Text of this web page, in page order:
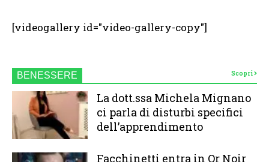
[videogallery id="video-gallery-copy"]
BENESSERE Scopri
La dott.ssa Michela Mignano
ci parla di disturbi specifici
dell’apprendimento
Facchinetti entra in Or Noir